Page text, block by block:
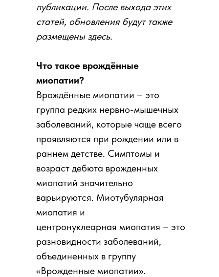
публикации. После выхода этих
статей, обновления будут также
размещены здесь.
Что такое врождённые
миопатии?
Врождённые миопатии – это
группа редких нервно-мышечных
заболеваний, которые чаще всего
проявляются при рождении или в
раннем детстве. Симптомы и
возраст дебюта врожденных
миопатий значительно
варьируются. Миотубулярная
миопатия и
центронуклеарная миопатия – это
разновидности заболеваний,
объединенных в группу
«Врожденные миопатии».